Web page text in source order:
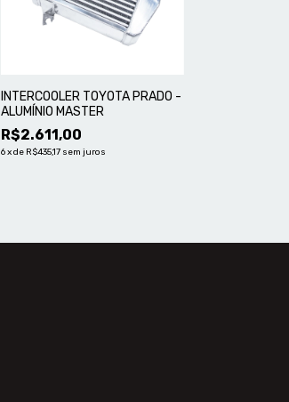
INTERCOOLER TOYOTA PRADO -
ALUMÍNIO MASTER
R$2.611,00
6 xde R$435,17 sem juros